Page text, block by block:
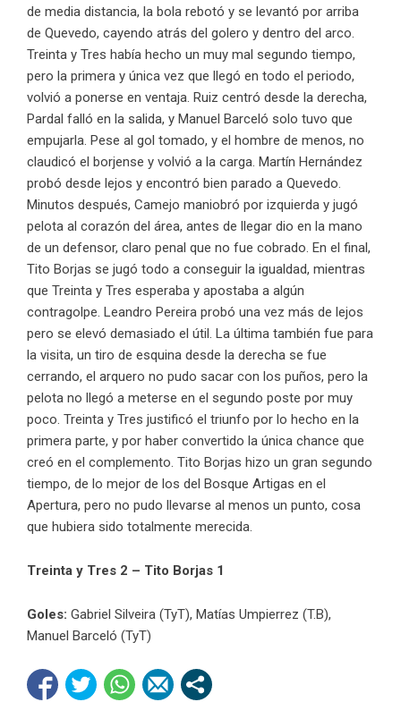
de media distancia, la bola rebotó y se levantó por arriba
de Quevedo, cayendo atrás del golero y dentro del arco.
Treinta y Tres había hecho un muy mal segundo tiempo,
pero la primera y única vez que llegó en todo el periodo,
volvió a ponerse en ventaja. Ruiz centró desde la derecha,
Pardal falló en la salida, y Manuel Barceló solo tuvo que
empujarla. Pese al gol tomado, y el hombre de menos, no
claudicó el borjense y volvió a la carga. Martín Hernández
probó desde lejos y encontró bien parado a Quevedo.
Minutos después, Camejo maniobró por izquierda y jugó
pelota al corazón del área, antes de llegar dio en la mano
de un defensor, claro penal que no fue cobrado. En el final,
Tito Borjas se jugó todo a conseguir la igualdad, mientras
que Treinta y Tres esperaba y apostaba a algún
contragolpe. Leandro Pereira probó una vez más de lejos
pero se elevó demasiado el útil. La última también fue para
la visita, un tiro de esquina desde la derecha se fue
cerrando, el arquero no pudo sacar con los puños, pero la
pelota no llegó a meterse en el segundo poste por muy
poco. Treinta y Tres justificó el triunfo por lo hecho en la
primera parte, y por haber convertido la única chance que
creó en el complemento. Tito Borjas hizo un gran segundo
tiempo, de lo mejor de los del Bosque Artigas en el
Apertura, pero no pudo llevarse al menos un punto, cosa
que hubiera sido totalmente merecida.
Treinta y Tres 2 – Tito Borjas 1
Goles: Gabriel Silveira (TyT), Matías Umpierrez (T.B),
Manuel Barceló (TyT)